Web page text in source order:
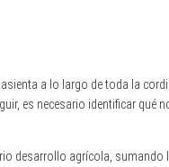
a lo largo de toda la
es necesario identificar qué
desarrollo agrícola, sumando